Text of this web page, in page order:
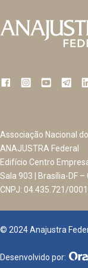
Associação Nacional
ANAJUSTRA Federal
Edifício Centro
Sala 903 | Brasília-DF –
CNPJ: 04.435.721/
© 2024 Anajustra
Desenvolvido por: